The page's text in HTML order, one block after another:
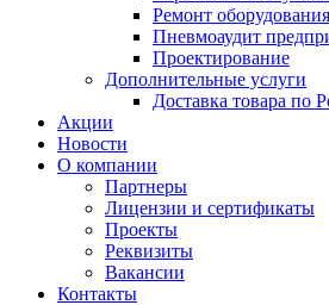
Ремонт оборудования
Пневмоаудит
Проектирование
Дополнительные услуги
Доставка товара по
Акции
Новости
О компании
Партнеры
Лицензии и сертификаты
Проекты
Реквизиты
Вакансии
Контакты